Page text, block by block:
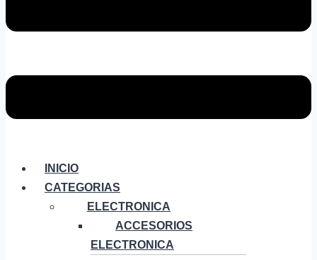
INICIO
CATEGORIAS
ELECTRONICA
ACCESORIOS
ELECTRONICA